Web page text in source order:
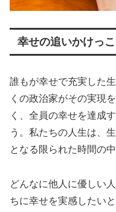
幸せの追いかけっこ
誰もが幸せで充実した
くの政治家がその実現
く、全員の幸せを達成
う。私たちの人生は、
となる限られた時間の中
どんなに他人に優しい
ちに幸せを実感したい